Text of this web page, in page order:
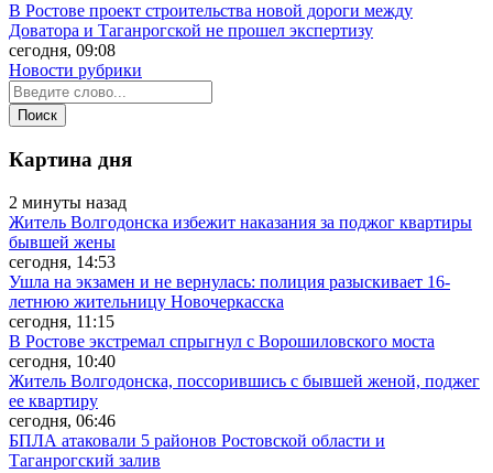
В Ростове проект строительства новой дороги между
Доватора и Таганрогской не прошел экспертизу
сегодня, 09:08
Новости рубрики
Картина дня
2 минуты назад
Житель Волгодонска избежит наказания за поджог квартиры
бывшей жены
сегодня, 14:53
Ушла на экзамен и не вернулась: полиция разыскивает 16-
летнюю жительницу Новочеркасска
сегодня, 11:15
В Ростове экстремал спрыгнул с Ворошиловского моста
сегодня, 10:40
Житель Волгодонска, поссорившись с бывшей женой, поджег
ее квартиру
сегодня, 06:46
БПЛА атаковали 5 районов Ростовской области и
Таганрогский залив